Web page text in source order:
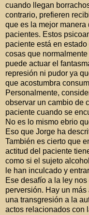
cuando llegan
contrario, prefieren
que es la mejor
pacientes. Estos
paciente está en
cosas que
puede actuar el
represión ni pudor ya
que acostumbra
Personalmente,
observar un cambio de
paciente cuando se
No es lo mismo ebrio
Eso que Jorge ha
También es cierto que
actitud del paciente
como si el sujeto
le han inculcado y
Ese desafío a la ley
perversión. Hay un
una transgresión a la
actos relacionados con